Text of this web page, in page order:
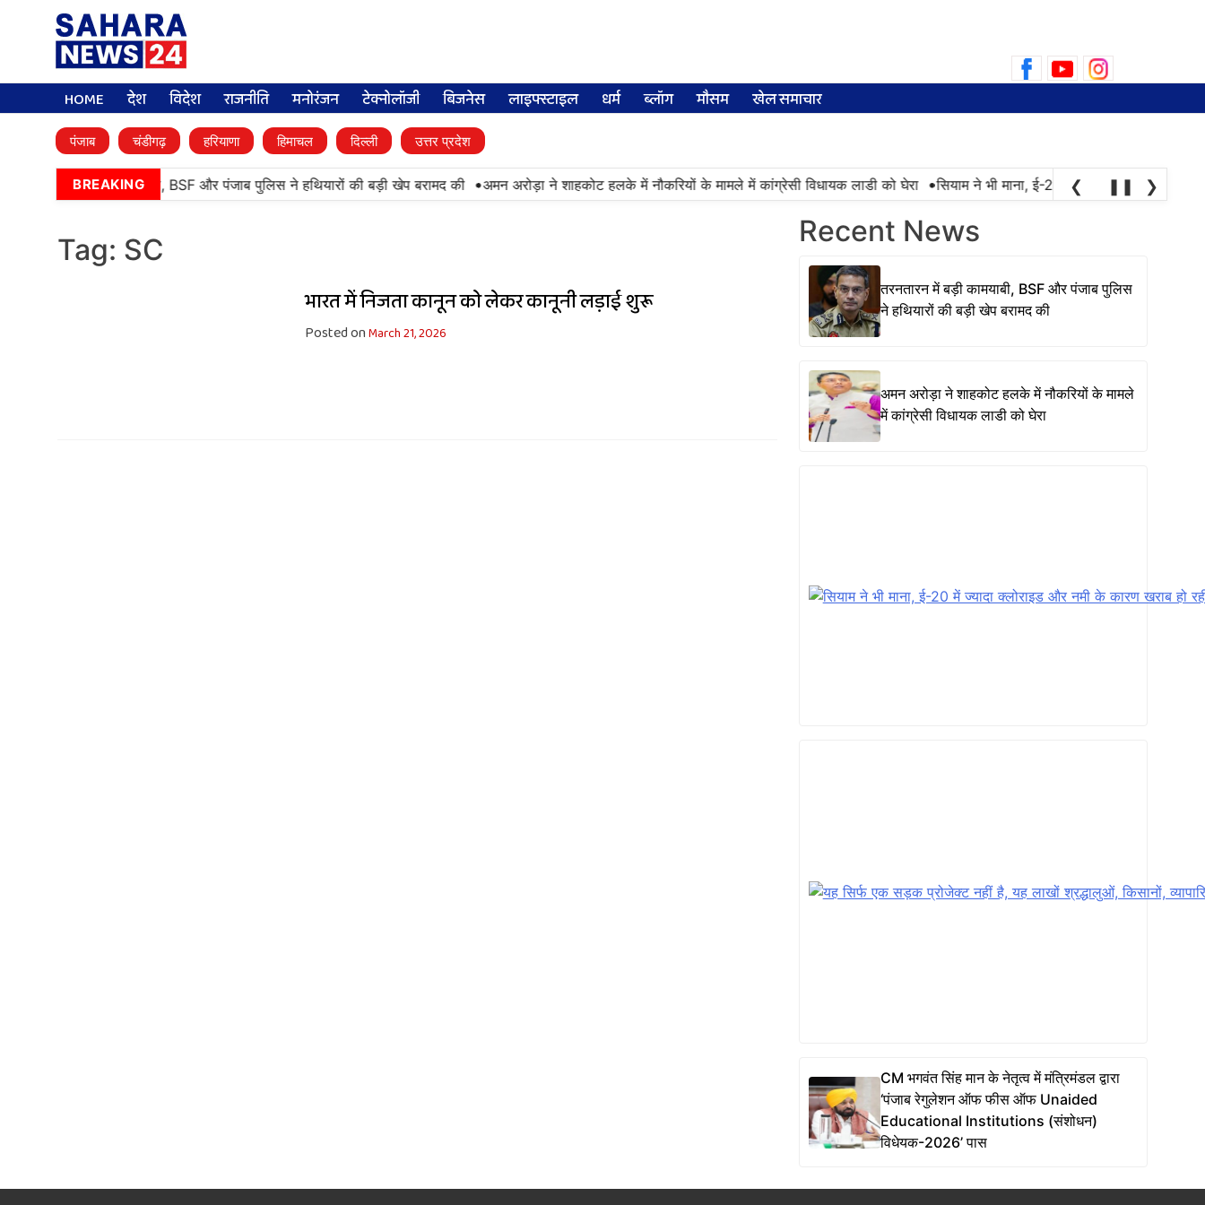
for:
HOME देश विदेश राजनीति मनोरंजन टेक्नोलॉजी बिजनेस लाइफ्स्टाइल धर्म ब्लॉग मौसम खेल समाचार
पंजाब चंडीगढ़ हरियाणा हिमाचल दिल्ली उत्तर प्रदेश
BREAKING
तरनतारन में बड़ी कामयाबी, BSF और पंजाब पुलिस ने हथियारों की बड़ी खेप बरामद की अमन अरोड़ा ने शाहकोट हलके में नौकरियों के मामले में कांग्रेसी विधायक लाडी को घेरा सियाम ने भी माना, ई-20 में ज्यादा क्लोराइड और
❮ ❚❚ ❯
Tag: SC
भारत में निजता कानून को लेकर कानूनी लड़ाई शुरू
Posted onMarch 21, 2026
Recent News
तरनतारन में बड़ी कामयाबी, BSF और पंजाब पुलिस
ने हथियारों की बड़ी खेप बरामद की
अमन अरोड़ा ने शाहकोट हलके में नौकरियों के मामले
में कांग्रेसी विधायक लाडी को घेरा
CM भगवंत सिंह मान के नेतृत्व में मंत्रिमंडल द्वारा
‘पंजाब रेगुलेशन ऑफ फीस ऑफ Unaided
Educational Institutions (संशोधन)
विधेयक-2026’ पास